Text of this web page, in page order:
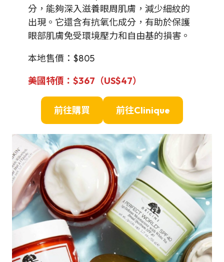
分，能夠深入滋養眼周肌膚，減少細紋的
出現。它還含有抗氧化成分，有助於保護
眼部肌膚免受環境壓力和自由基的損害。
本地售價：$805
美國特價 ：$367（US$47）
前往購買 前往Clinique